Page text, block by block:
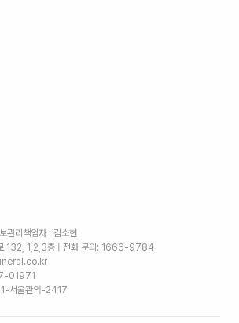
관리책임자 : 김소현
132, 1,2,3층 | 전화 문의: 1666-9784
01971
서울관악-2417